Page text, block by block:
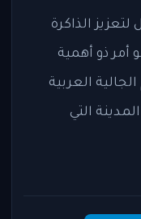
الذاكرة
سبتمبر، وهو أمر ذو أهمية
العربية
التي